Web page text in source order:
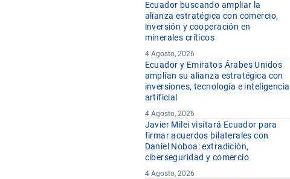
Ecuador buscando ampliar la
alianza estratégica con comercio,
inversión y cooperación en
minerales críticos
4 Agosto, 2026
Ecuador y Emiratos Árabes Unidos
amplían su alianza estratégica con
inversiones, tecnología e inteligencia
artificial
4 Agosto, 2026
Javier Milei visitará Ecuador para
firmar acuerdos bilaterales con
Daniel Noboa: extradición,
ciberseguridad y comercio
4 Agosto, 2026